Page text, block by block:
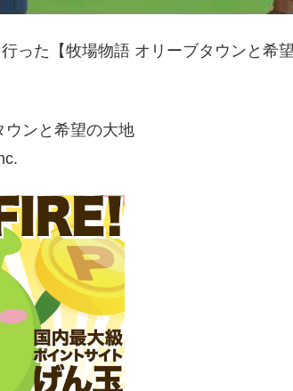
行った【牧場物語 オリーブタウンと希
ウンと希望の大地